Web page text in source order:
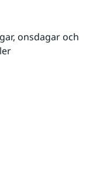
onsdagar och